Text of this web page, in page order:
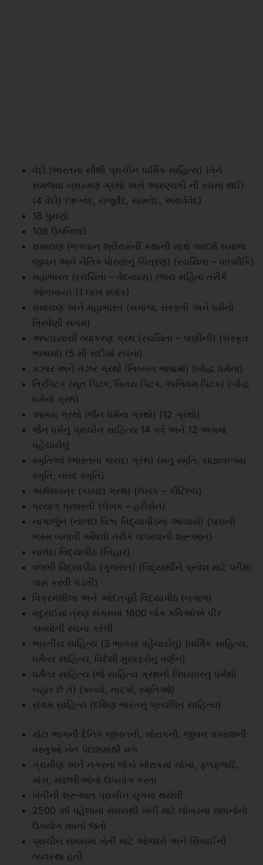
વેદો (ભારતના સૌથી પ્રાચીન ધાર્મિક સાહિત્ય) (તેને
સમજવા બ્રાહ્મણ ગ્રંથો અને આરણ્યકો ની રચના થઈ)
(4 વેદો) (ઋગ્વેદ, યજુર્વેદ, સામવેદ, અથર્વવેદ)
18 પુરાણો
108 ઉપનિષદો
રામાયણ (ભગવાન શ્રીરામની કથાની સાથે આદર્શ સમાજ
જીવન અને નૈતિક ધોરણોનું ચિત્રણ) (રચયિતા – વાલ્મીકિ)
મહાભારત (રચયિતા – વેદવ્યાસ) (જય સંહિતા તરીકે
ઓળખાય) (1 લાખ શ્લોક)
રામાયણ અને મહાભારત (સમાજ, સંસ્કૃતી અને ધર્મનો
ત્રિવેણી સંગમ)
અષ્ટાધ્યાયી વ્યાકરણ ગ્રંથ (રચયિતા – પાણીની) (સંસ્કૃત
ભાષામાં) (5 મી સદીમાં રચના)
કઝાર અને તંઝર ગ્રંથો (તિબ્બત ભાષામાં) (બૌદ્ધ ધર્મના)
ત્રિપિટક (સૂત પિટક, વિનય પિટક, અભિધમ પિટક) (બૌદ્ધ
ધર્મનો ગ્રંથ)
આગમ ગ્રંથો (જૈન ધર્મના ગ્રંથો) (12 ગ્રંથો)
જૈન ધર્મનું પ્રાચીન સાહિત્ય 14 પર્વ અને 12 અંગમાં
વહેંચાયેલું
સ્મૃતિઓ (ભારતના કાયદા ગ્રંથ) (મનુ સ્મૃતિ, યાજ્ઞવલ્ક્ય
સ્મૃતિ, નારદ સ્મૃતિ)
અર્થશાસ્ત્ર (કાયદા ગ્રંથ) (લેખક – કૌટિલ્ય)
પ્રયાગ પ્રશસ્તી (લેખક – હરીસેન)
નાગાર્જુન (નાલંદા વિશ્વ વિદ્યાપીઠના આચાર્ય) (પારાની
ભસ્મ બનાવી ઔષધી તરીકે વાપરવાની શરૂઆત)
નાલંદા વિદ્યાપીઠ (બિહાર)
વલભી વિદ્યાપીઠ (ગુજરાત) (વિદ્યાર્થીને પ્રવેશ માટે પરીક્ષા
પાસ કરવી પડતી)
વિક્રમશીલા અને ઓદંતપૂરી વિદ્યાપીઠ (બંગાળ)
મદુરાઈમા ત્રણ સંગમમાં 1600 લોક કવિઓએ વીર
કાવ્યોની રચના કરેલી
ભારતીય સાહિત્ય (3 ભાગમાં વહેંચાયેલું) (ધાર્મિક સાહિત્ય,
ધર્મેતર સાહિત્ય, વિદેશી મુસાફરોનું વર્ણન)
ધર્મેતર સાહિત્ય (જે સાહિત્ય ગ્રંથની વિષયવસ્તુ ધર્મથી
બહાર છે તે) (કાવ્યો, નાટકો, સ્મૃતિઓ)
સંગમ સાહિત્ય (દક્ષિણ ભારતનું પ્રચલિત સાહિત્ય)
મોટા ભાગની દૈનિક જીવનની, ખોરાકની, જીવન વપરાશની
વસ્તુઓ ખેત પેદાશમાંથી મળે
ગ્રામીણ અને નગરના લોકો ખોરાકમાં ચોખા, ફળફળાદિ,
માંસ, માછલીઓનો ઉપયોગ કરતા
ખેતીની શરૂઆત પ્રાચીન યુગમાં થયેલી
2500 વર્ષ પહેલાના સમયથી ખેતી માટે લોખંડના સાધનોનો
ઉપયોગ વધતો જતો
પ્રાચીન સમયમાં ખેતી માટે ઓજારો અને સિંચાઈની
વ્યવસ્થા હતી